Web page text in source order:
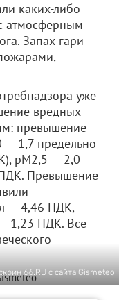
каких-либо
атмосферным
Запах гари
уже
вредных
превышение
1,7 предельно
рМ2,5 — 2,0
Превышение
— 4,46 ПДК,
1,23 ПДК. Все
66.RU с сайта Gismeteo